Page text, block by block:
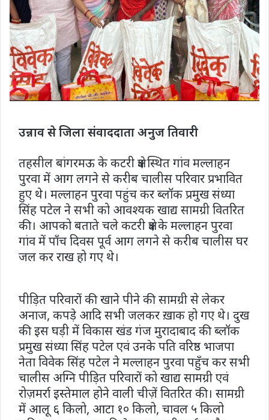
उन्नाव से जिला संवाददाता अनुज तिवारी
तहसील बांगरमऊ के कटरी क्षेत्र स्थित गांव मल्लाहन
पुरवा में आग लगने से करीब चालीस परिवार प्रभावित
हुए थे। मल्लाहन पुरवा पहुंच कर ब्लॉक प्रमुख संध्या
सिंह पटेल ने सभी को आवश्यक खाद्य सामग्री वितरित
की। आपको बताते चले कटरी क्षेत्र के मल्लाहन पुरवा
गांव में पाँच दिवस पूर्व आग लगने से करीब चालीस घर
जल कर राख हो गए थे।
पीड़ित परिवारों की खाने पीने की सामग्री से लेकर
अनाज, कपड़े आदि सभी जलकर ख़ाक हो गए थे। दुख
की इस घड़ी में विकास खंड गंज मुरादाबाद की ब्लॉक
प्रमुख संध्या सिंह पटेल एवं उनके पति वरिष्ठ भाजपा
नेता विवेक सिंह पटेल ने मल्लाहन पुरवा पहुँच कर सभी
चालीस अग्नि पीड़ित परिवारों को खाद्य सामग्री एवं
रोज़मर्रा इस्तेमाल होने वाली चीज़ें वितरित की। सामग्री
में आलू ६ किलो, आटा १० किलो, चावल ५ किलो